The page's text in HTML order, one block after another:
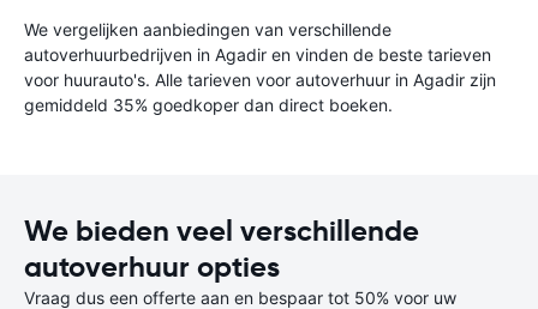
We vergelijken aanbiedingen van verschillende
autoverhuurbedrijven in Agadir en vinden de beste tarieven
voor huurauto's. Alle tarieven voor autoverhuur in Agadir zijn
gemiddeld 35% goedkoper dan direct boeken.
We bieden veel verschillende
autoverhuur opties
Vraag dus een offerte aan en bespaar tot 50% voor uw